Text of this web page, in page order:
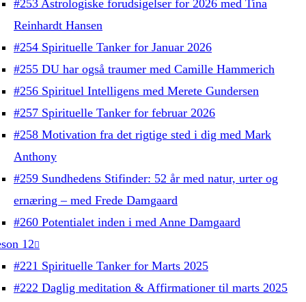
#253 Astrologiske forudsigelser for 2026 med Tina
Reinhardt Hansen
#254 Spirituelle Tanker for Januar 2026
#255 DU har også traumer med Camille Hammerich
#256 Spirituel Intelligens med Merete Gundersen
#257 Spirituelle Tanker for februar 2026
#258 Motivation fra det rigtige sted i dig med Mark
Anthony
#259 Sundhedens Stifinder: 52 år med natur, urter og
ernæring – med Frede Damgaard
#260 Potentialet inden i med Anne Damgaard
12
#221 Spirituelle Tanker for Marts 2025
#222 Daglig meditation & Affirmationer til marts 2025